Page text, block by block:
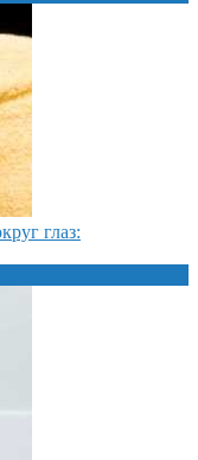
глаз: